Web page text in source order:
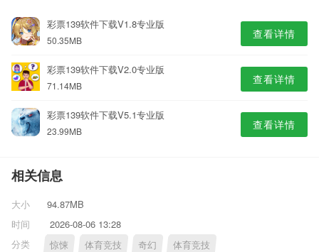
彩票139软件下载V1.8专业版
50.35MB 查看详情
彩票139软件下载V2.0专业版
71.14MB 查看详情
彩票139软件下载V5.1专业版
23.99MB 查看详情
相关信息
大小
94.87MB
时间
2026-08-06 13:28
分类
惊悚 体育竞技 奇幻 体育竞技